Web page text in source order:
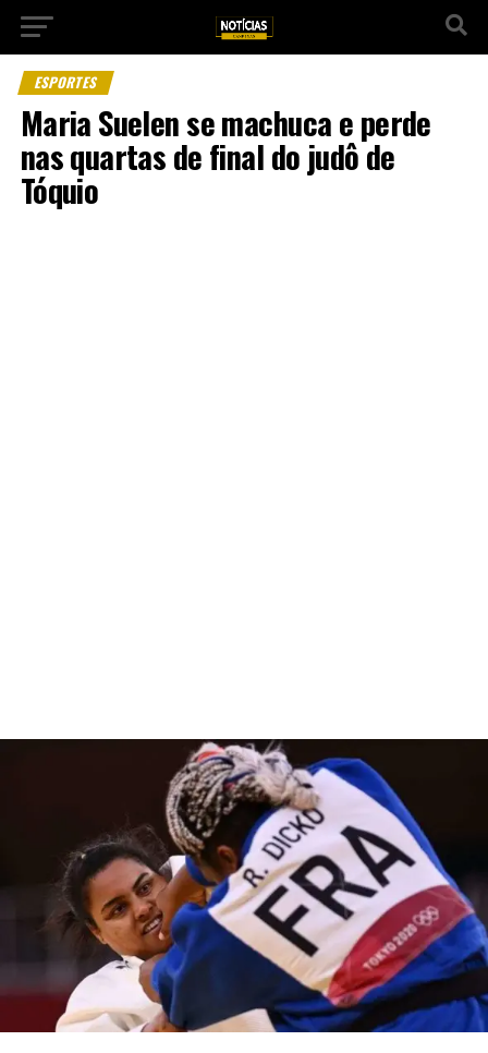
ESPORTES
Maria Suelen se machuca e perde
nas quartas de final do judô de
Tóquio